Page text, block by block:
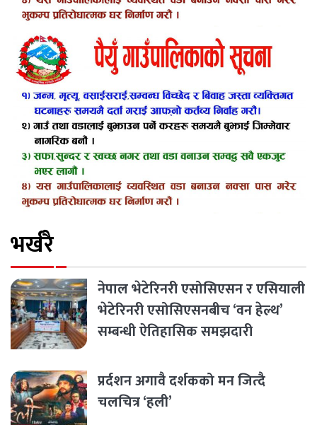
भर्खरै
नेपाल भेटेरिनरी एसोसिएसन र एसियाली
भेटेरिनरी एसोसिएसनबीच ‘वन हेल्थ’
सम्बन्धी ऐतिहासिक समझदारी
प्रर्दशन अगावै दर्शकको मन जित्दै
चलचित्र ‘हली’